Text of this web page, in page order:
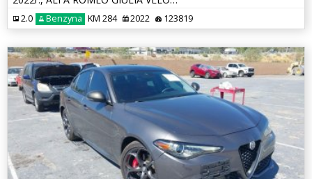
2.0 Benzyna KM 284 2022 123819